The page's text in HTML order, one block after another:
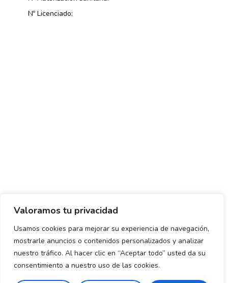
Valoramos tu privacidad
Usamos cookies para mejorar su experiencia de navegación,
mostrarle anuncios o contenidos personalizados y analizar
nuestro tráfico. Al hacer clic en “Aceptar todo” usted da su
consentimiento a nuestro uso de las cookies.
Nº Licenciado:
Política de envío y devoluciones Política de privacidad
Uso de cookies Aviso legal Términos y condiciones